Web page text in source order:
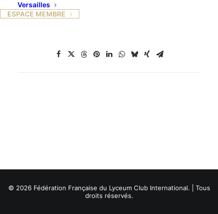
Versailles
ESPACE MEMBRE
© 2026 Fédération Française du Lyceum Club International. | Tous
droits réservés.